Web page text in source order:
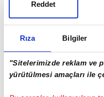
Rıza Bilgiler
"Sitelerimizde reklam ve
yürütülmesi amaçları ile
Reddet